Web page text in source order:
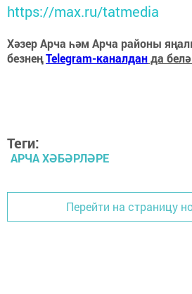
https://max.ru/tatmedia
Хәзер Арча һәм Арча районы
безнеңTelegram-каналданда
Теги:
АРЧА ХӘБӘРЛӘРЕ
Перейти на страницу